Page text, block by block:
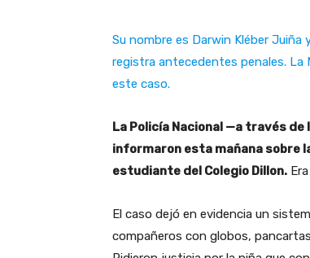
Su nombre es Darwin Kléber Juiña
registra antecedentes penales. La
este caso.
La Policía Nacional —a través
informaron esta mañana sobre
estudiante del Colegio Dillon.
El caso dejó en evidencia un
compañeros con globos,